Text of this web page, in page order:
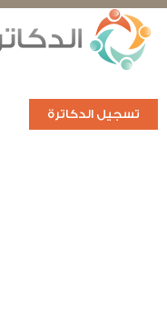
تسجيل الدكاترة